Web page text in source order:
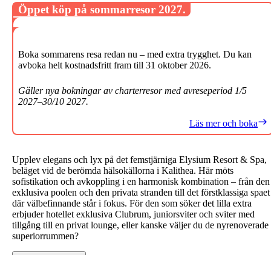
Upplev elegans och lyx på det femstjärniga Elysium Resort & Spa,
beläget vid de berömda hälsokällorna i Kalithea. Här möts
sofistikation och avkoppling i en harmonisk kombination – från den
exklusiva poolen och den privata stranden till det förstklassiga spaet
där välbefinnande står i fokus. För den som söker det lilla extra
erbjuder hotellet exklusiva Clubrum, juniorsviter och sviter med
tillgång till en privat lounge, eller kanske väljer du de nyrenoverade
superiorrummen?
Öppet köp på sommarresor 2027.
Boka sommarens resa redan nu – med extra trygghet. Du kan
avboka helt kostnadsfritt fram till 31 oktober 2026.
Gäller nya bokningar av charterresor med avreseperiod 1/5
2027–30/10 2027.
Läs mer och boka